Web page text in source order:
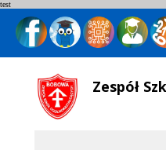
test
Zespół